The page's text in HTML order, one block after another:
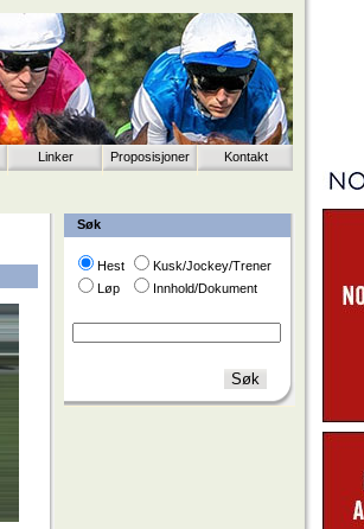
Linker Proposisjoner Kontakt
Søk
Hest
Kusk/Jockey/Trener
Løp
Innhold/Dokument